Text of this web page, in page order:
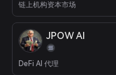
链上机构资本市场
JPOW AI
DeFi AI 代理